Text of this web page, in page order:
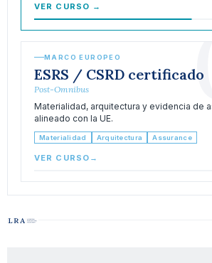
VER CURSO →
MARCO EUROPEO
ESRS / CSRD certificado
Post-Omnibus
Materialidad, arquitectura y evidencia de
alineado con la UE.
Materialidad Arquitectura Assurance
VER CURSO →